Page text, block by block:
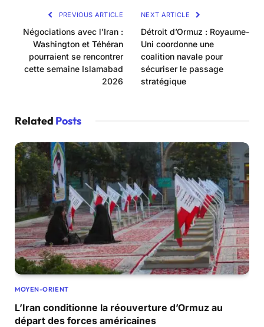
PREVIOUS ARTICLE
Négociations avec l’Iran :
Washington et Téhéran
pourraient se rencontrer
cette semaine Islamabad
2026
NEXT ARTICLE
Détroit d’Ormuz : Royaume-
Uni coordonne une
coalition navale pour
sécuriser le passage
stratégique
Related Posts
MOYEN-ORIENT
L’Iran conditionne la réouverture d’Ormuz au
départ des forces américaines